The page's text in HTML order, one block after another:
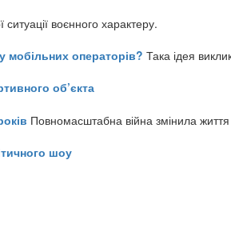
воєнного характеру.
мобільних операторів? Така ідея
об’єкта
Повномасштабна війна змінила
шоу